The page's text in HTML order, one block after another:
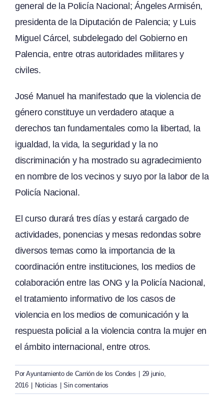
general de la Policía Nacional; Ángeles Armisén,
presidenta de la Diputación de Palencia; y Luis
Miguel Cárcel, subdelegado del Gobierno en
Palencia, entre otras autoridades militares y
civiles.
José Manuel ha manifestado que la violencia de
género constituye un verdadero ataque a
derechos tan fundamentales como la libertad, la
igualdad, la vida, la seguridad y la no
discriminación y ha mostrado su agradecimiento
en nombre de los vecinos y suyo por la labor de la
Policía Nacional.
El curso durará tres días y estará cargado de
actividades, ponencias y mesas redondas sobre
diversos temas como la importancia de la
coordinación entre instituciones, los medios de
colaboración entre las ONG y la Policía Nacional,
el tratamiento informativo de los casos de
violencia en los medios de comunicación y la
respuesta policial a la violencia contra la mujer en
el ámbito internacional, entre otros.
Por Ayuntamiento de Carrión de los Condes
29 junio,
2016
Noticias Sin comentarios